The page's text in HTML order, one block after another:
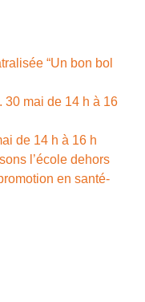
“Un bon bol
30 mai de 14 h à 16
de 14 h à 16 h
l’école dehors
en santé-